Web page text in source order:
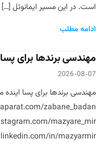
است. در این مسیر ایمانوئل […]
ادامه مطلب
مهندسی برندها برای پسا
2026-08-07
zabane_badan
mazyare_mir